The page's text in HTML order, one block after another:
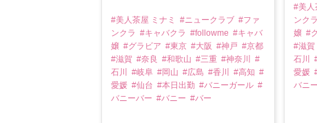
#美人茶屋 ミナミ #ニュークラブ #ファ
ンクラ #キャバクラ #followme #キャバ
嬢 #グラビア #東京 #大阪 #神戸 #京都
#滋賀 #奈良 #和歌山 #三重 #神奈川
#
石川
#岐阜 #岡山 #広島 #香川 #高知 #
愛媛 #仙台 #本日出勤 #バニーガール #
バニーバー #バニー #バー
#美人
ンクラ
嬢 #
#滋賀
石川
愛媛
バニ